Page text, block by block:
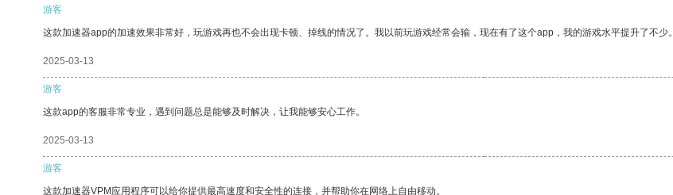
游客
这款加速器app的加速效果非常好，玩游戏再也不会出现卡顿、掉线的情况了。我以前玩游戏经常会输，现在有了这个app，我的游戏水平提升了不少。
2025-03-13
游客
这款app的客服非常专业，遇到问题总是能够及时解决，让我能够安心工作。
2025-03-13
游客
这款加速器VPM应用程序可以给你提供最高速度和安全性的连接，并帮助你在网络上自由移动。